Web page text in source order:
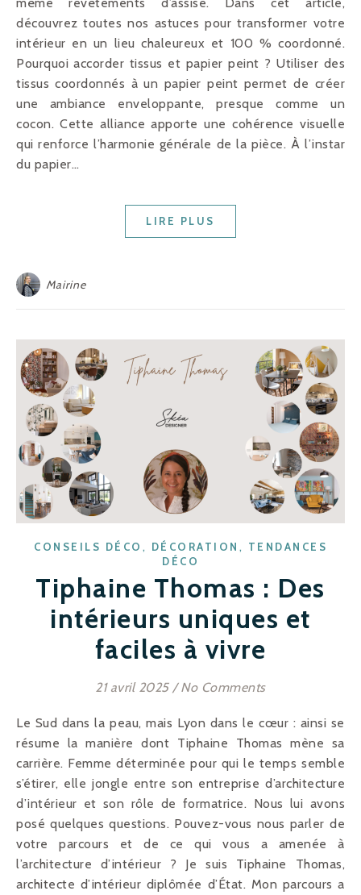
découvrez toutes nos astuces pour transformer votre
intérieur en un lieu chaleureux et 100 % coordonné.
Pourquoi accorder tissus et papier peint ? Utiliser des
tissus coordonnés à un papier peint permet de créer
une ambiance enveloppante, presque comme un
cocon. Cette alliance apporte une cohérence visuelle
qui renforce l’harmonie générale de la pièce. À l’instar
du papier…
LIRE PLUS
Mairine
CONSEILS DÉCO , DÉCORATION ,
TENDANCES
DÉCO
Tiphaine Thomas : Des
intérieurs uniques et
faciles à vivre
21 avril 2025 / No Comments
Le Sud dans la peau, mais Lyon dans le cœur : ainsi se
résume la manière dont Tiphaine Thomas mène sa
carrière. Femme déterminée pour qui le temps semble
s’étirer, elle jongle entre son entreprise d’architecture
d’intérieur et son rôle de formatrice. Nous lui avons
posé quelques questions. Pouvez-vous nous parler de
votre parcours et de ce qui vous a amenée à
l’architecture d’intérieur ? Je suis Tiphaine Thomas,
architecte d’intérieur diplômée d’État. Mon parcours a